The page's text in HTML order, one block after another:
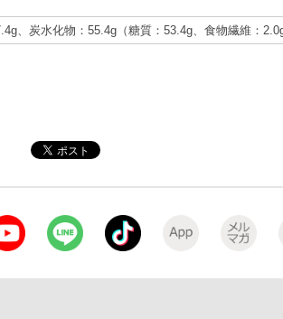
、炭水化物：55.4g（糖質：53.4g、食物繊維：